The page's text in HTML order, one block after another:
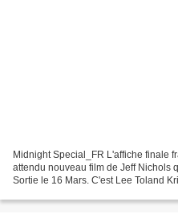
Midnight Special_FR L'affiche finale
attendu nouveau film de Jeff Nichols
Sortie le 16 Mars. C'est Lee Toland